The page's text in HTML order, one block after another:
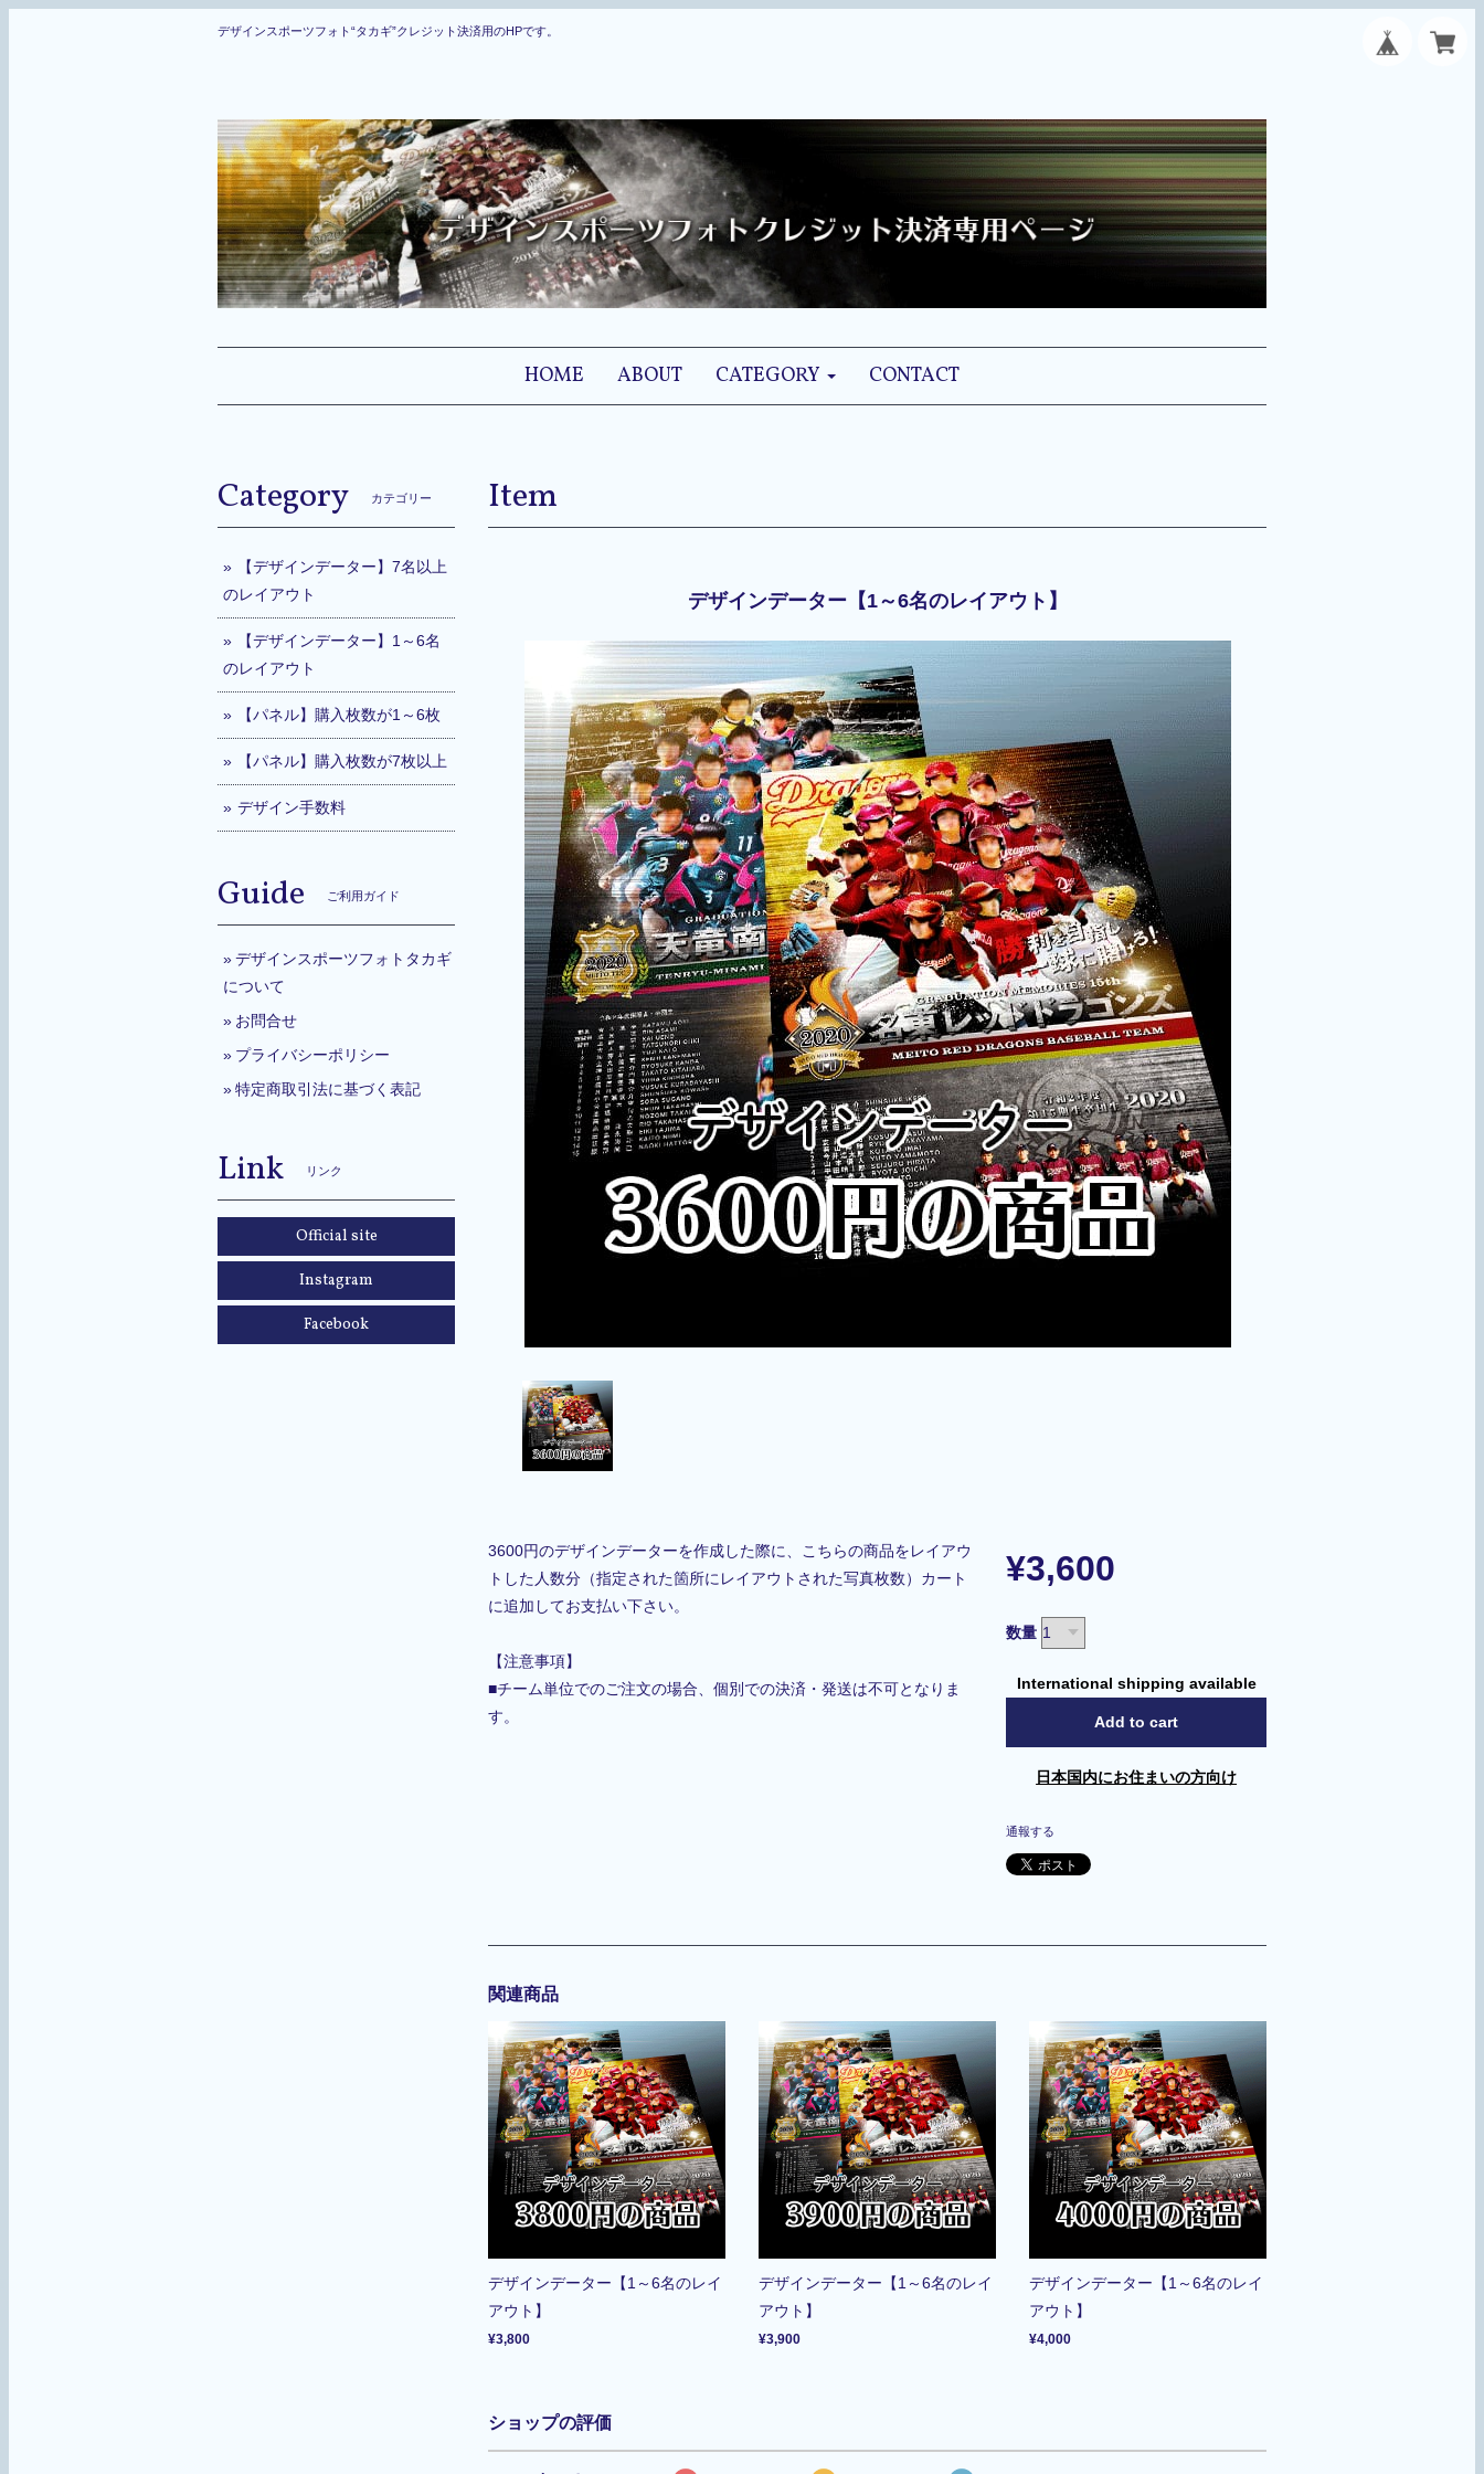
デザインスポーツフォト“タカギ”クレジット決済用のHPです。
HOME ABOUT CATEGORY CONTACT
Item
デザインデーター【1～6名のレイアウト】
3600円のデザインデーターを作成した際に、こちらの商品をレイアウ
トした人数分（指定された箇所にレイアウトされた写真枚数）カート
に追加してお支払い下さい。
【注意事項】
■チーム単位でのご注文の場合、個別での決済・発送は不可となりま
す。
¥3,600
数量
International shipping available
Add to cart
日本国内にお住まいの方向け
通報する
関連商品
デザインデーター【1～6名のレイ
アウト】
¥3,800
デザインデーター【1～6名のレイ
アウト】
¥3,900
デザインデーター【1～6名のレイ
アウト】
¥4,000
ショップの評価
Category カテゴリー
【デザインデーター】7名以上
のレイアウト
【デザインデーター】1～6名
のレイアウト
【パネル】購入枚数が1～6枚
【パネル】購入枚数が7枚以上
デザイン手数料
Guide ご利用ガイド
デザインスポーツフォトタカギ
について
お問合せ
プライバシーポリシー
特定商取引法に基づく表記
Link リンク
Official site
Instagram
Facebook